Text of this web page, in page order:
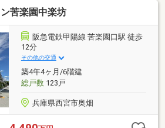
苦楽園中楽坊
阪急電鉄甲陽線 苦楽園口駅 徒歩
12分
その他の交通
築4年4ヶ月/6階建
総戸数123戸
兵庫県西宮市奥畑